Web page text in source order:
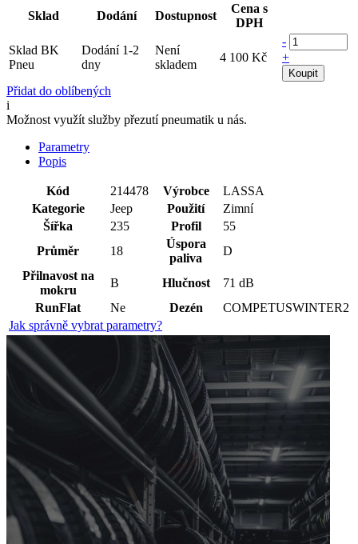
Sklad
Dodání Dostupnost
Cena s
DPH
Sklad BK
Pneu
Dodání 1-2
dny
Není
skladem
4 100 Kč
-
+
Koupit
Přidat do oblíbených
i
Možnost využít služby přezutí pneumatik u nás.
Parametry
Popis
Kód 214478 Výrobce
LASSA
Kategorie
Jeep Použití
Zimní
Šířka
235 Profil
55
Průměr
18
Úspora
paliva
D
Přilnavost na
mokru
B Hlučnost
71 dB
RunFlat
Ne Dezén
COMPETUSWINTER2
Jak správně vybrat parametry?